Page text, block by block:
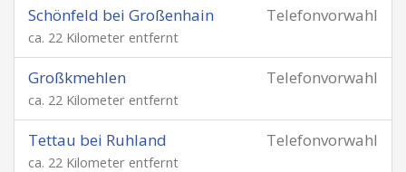
Telefonvorwahl
Schönfeld bei Großenhain
ca. 22 Kilometer entfernt
Telefonvorwahl
Großkmehlen
ca. 22 Kilometer entfernt
Telefonvorwahl
Tettau bei Ruhland
ca. 22 Kilometer entfernt